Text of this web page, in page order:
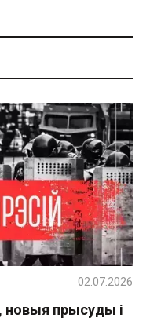
новыя прысуды і
02.07.2026